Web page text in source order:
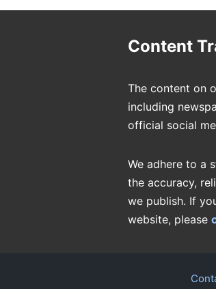
Content
The content on
including
official social
We adhere to a
the accuracy,
we publish. If
website, please